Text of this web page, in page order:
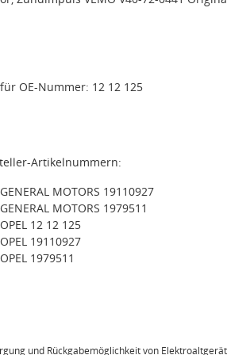
für OE-Nummer: 12 12 125
Artikelnummern:
GENERAL MOTORS 19110927
GENERAL MOTORS 1979511
OPEL 12 12 125
OPEL 19110927
OPEL 1979511
und Rückgabemöglichkeit von